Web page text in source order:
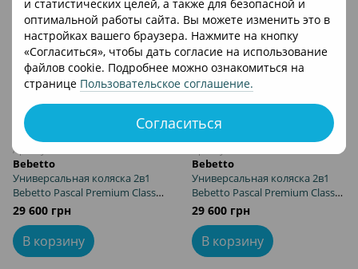
и статистических целей, а также для безопасной и
оптимальной работы сайта. Вы можете изменить это в
настройках вашего браузера. Нажмите на кнопку
«Согласиться», чтобы дать согласие на использование
файлов cookie. Подробнее можно ознакомиться на
странице Пользовательское соглашение.
Согласиться
Артикул: 503.25.21.S02
Bebetto
Универсальная коляска 2в1
Bebetto Pascal Premium Class
Stella 02
29 600 грн
В корзину
Bebetto
Универсальная коляска 2в1
Bebetto Pascal Premium Class
Stella 04
29 600 грн
В корзину